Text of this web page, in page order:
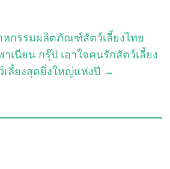
กรรมผลิตภัณฑ์สัตว์เลี้ยงไทย
เนียน กรุ๊ป เอาใจคนรักสัตว์เลี้ยง
ลี้ยงสุดยิ่งใหญ่แห่งปี →